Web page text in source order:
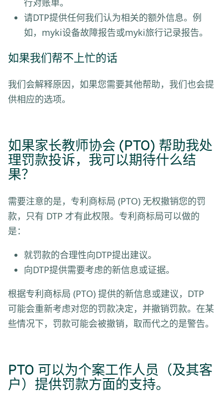
行对账单。
请DTP提供任何我们认为相关的额外信息。例
如，myki设备故障报告或myki旅行记录报告。
如果我们帮不上忙的话
我们会解释原因，如果您需要其他帮助，我们也会提
供相应的选项。
如果家长教师协会 (PTO) 帮助我处
理罚款投诉，我可以期待什么结
果？
需要注意的是，专利商标局 (PTO) 无权撤销您的罚
款，只有 DTP 才有此权限。专利商标局可以做的
是：
就罚款的合理性向DTP提出建议。
向DTP提供需要考虑的新信息或证据。
根据专利商标局 (PTO) 提供的新信息或建议，DTP
可能会重新考虑对您的罚款决定，并撤销罚款。在某
些情况下，罚款可能会被撤销，取而代之的是警告。
PTO 可以为个案工作人员（及其客
户）提供罚款方面的支持。